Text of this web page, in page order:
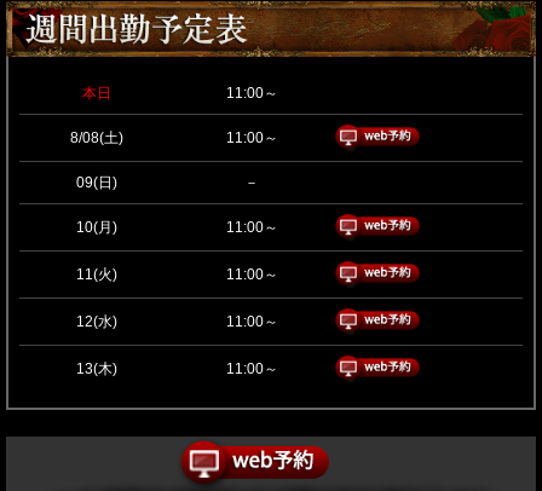
本日 11:00～
8/08(土) 11:00～
09(日) －
10(月) 11:00～
11(火) 11:00～
12(水) 11:00～
13(木) 11:00～